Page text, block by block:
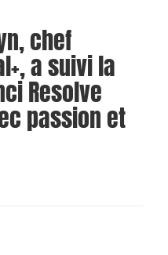
chef
a suivi la
Resolve
passion et